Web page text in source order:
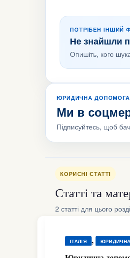
ПОТРІБЕН ІНШИЙ
Не знайшли
Опишіть, кого
ЮРИДИЧНА ДОПОМОГА
Ми в
Підписуйтесь, щоб
КОРИСНІ СТАТТІ
Статті та
2 статті для цього
ІТАЛІЯ ,